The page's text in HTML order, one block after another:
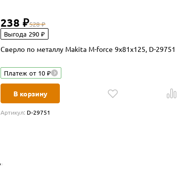
238 ₽528 ₽
Выгода 290 ₽
Сверло по металлу Makita M-force 9x81x125, D-29751
Платеж от 10 ₽
В корзину
Артикул: D-29751